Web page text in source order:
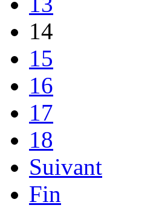
14
15
16
17
18
Suivant
Fin